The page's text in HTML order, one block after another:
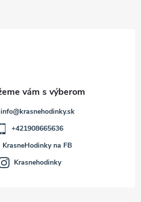
info@krasnehodinky.sk
+421908665636
KrasneHodinky na FB
Krasnehodinky